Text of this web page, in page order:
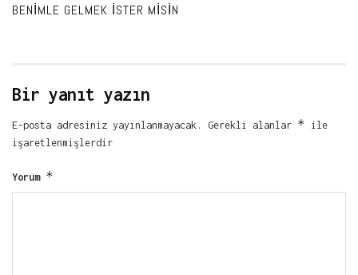
BENIMLE GELMEK İSTER MISIN
Bir yanıt yazın
E-posta adresiniz yayınlanmayacak. Gerekli alanlar * ile
işaretlenmişlerdir
Yorum *